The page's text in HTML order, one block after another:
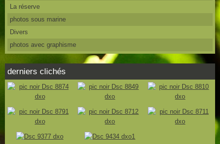
La réserve
photos sous marine
Divers
photos avec graphisme
derniers clichés